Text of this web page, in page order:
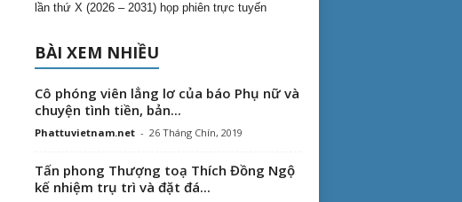
lần thứ X (2026 – 2031) họp phiên trực tuyến
BÀI XEM NHIỀU
Cô phóng viên lẳng lơ của báo Phụ nữ và
chuyện tình tiền, bản...
Phattuvietnam.net - 26 Tháng Chín, 2019
Tấn phong Thượng toạ Thích Đồng Ngộ
kế nhiệm trụ trì và đặt đá...